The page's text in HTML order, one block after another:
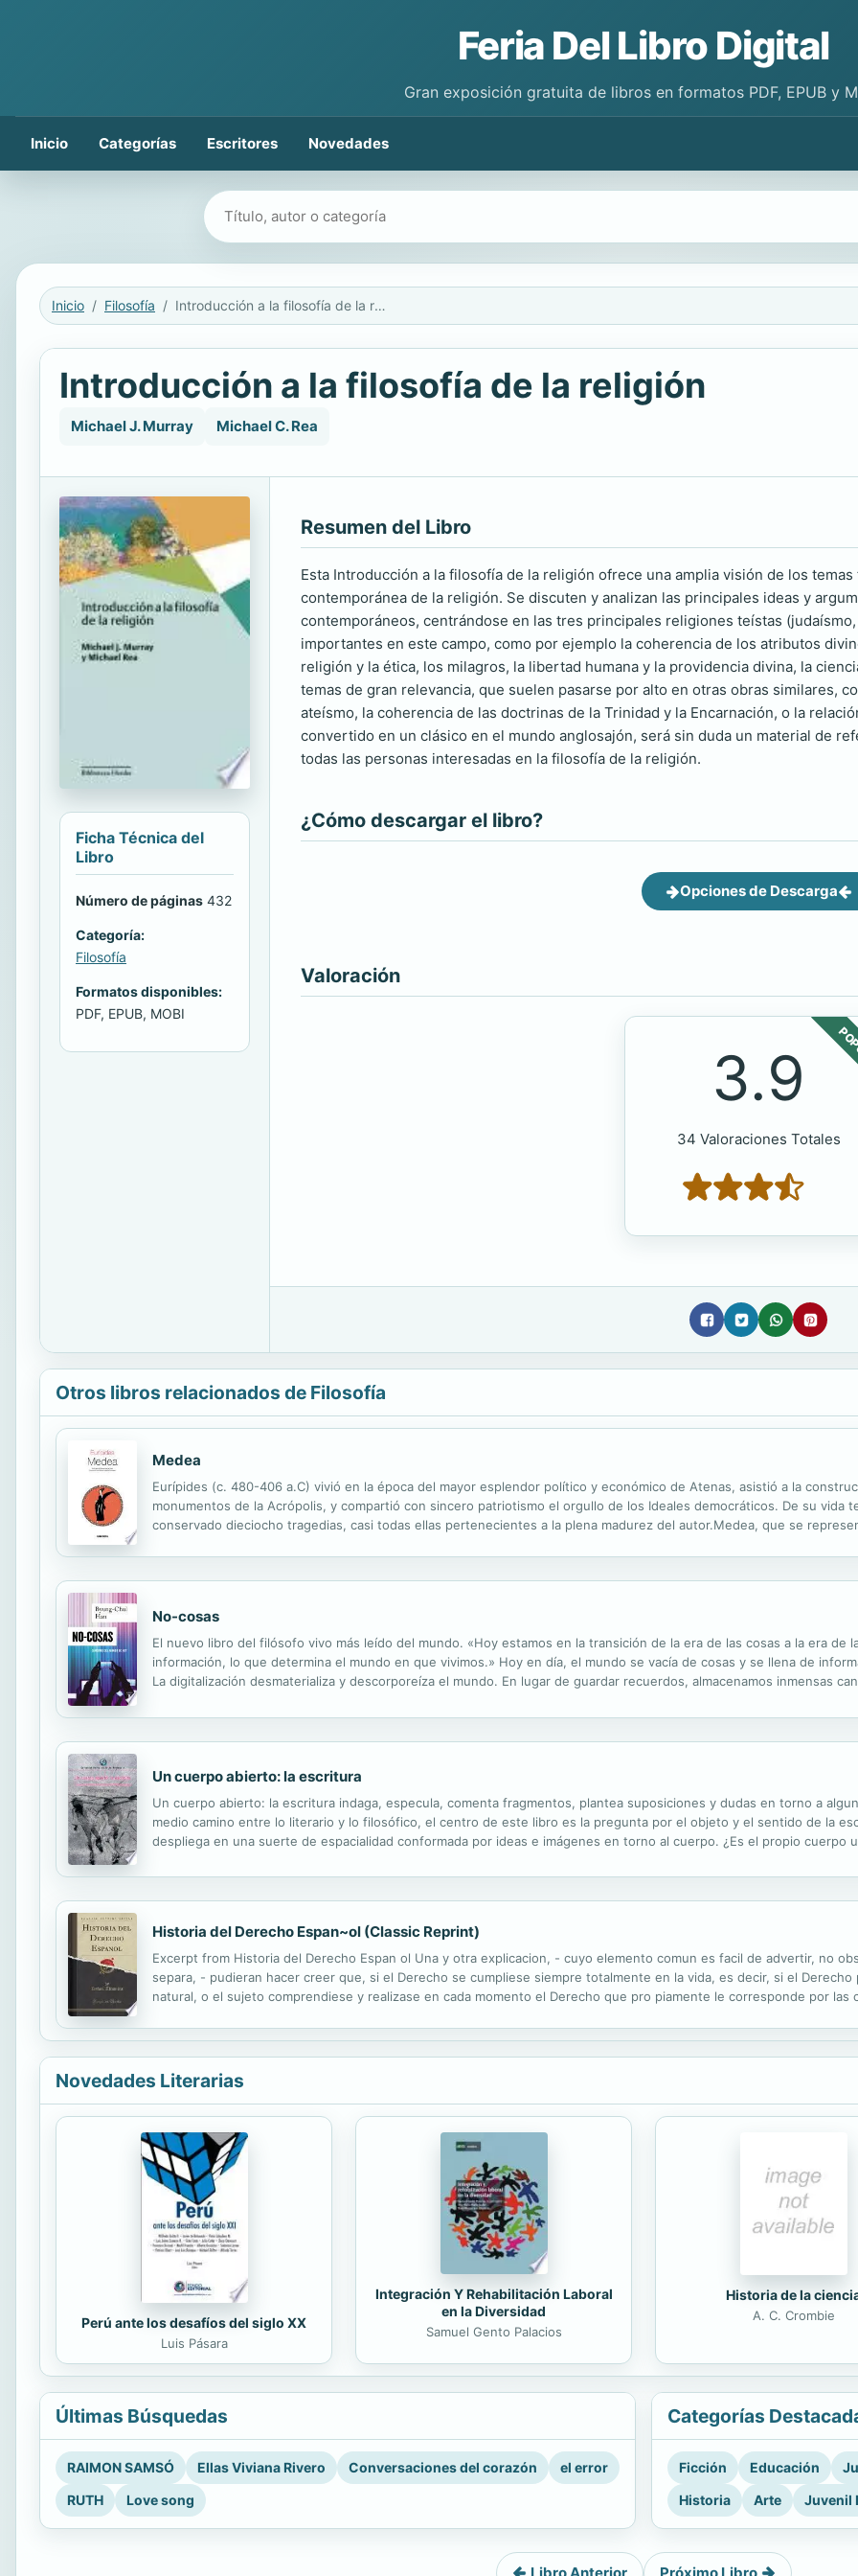
Feria Del Libro Digital
Gran exposición gratuita de libros en formatos PDF, EPUB y
Inicio Categorías Escritores Novedades
Buscar libros
Inicio Filosofía Introducción a la filosofía de la religión
Introducción a la filosofía de la religión
Michael J. Murray Michael C. Rea
Ficha Técnica del
Libro
Número de páginas 432
Categoría:
Filosofía
Formatos disponibles:
PDF, EPUB, MOBI
Resumen del Libro
Esta Introducción a la filosofía de la religión ofrece una amplia visión de los
contemporánea de la religión. Se discuten y analizan las principales ideas y
contemporáneos, centrándose en las tres principales religiones teístas
importantes en este campo, como por ejemplo la coherencia de los atributos
religión y la ética, los milagros, la libertad humana y la providencia divina, la
temas de gran relevancia, que suelen pasarse por alto en otras obras similares,
ateísmo, la coherencia de las doctrinas de la Trinidad y la Encarnación, o la
convertido en un clásico en el mundo anglosajón, será sin duda un material de
todas las personas interesadas en la filosofía de la religión.
¿Cómo descargar el libro?
Opciones de Descarga
Valoración
3.9
34 Valoraciones Totales
Otros libros relacionados de Filosofía
Medea
Eurípides (c. 480-406 a.C) vivió en la época del mayor esplendor político y económico de Atenas, asistió a la
monumentos de la Acrópolis, y compartió con sincero patriotismo el orgullo de los Ideales democráticos. De su vida
conservado dieciocho tragedias, casi todas ellas pertenecientes a la plena madurez del autor.Medea, que se
No-cosas
El nuevo libro del filósofo vivo más leído del mundo. «Hoy estamos en la transición de la era de las cosas a la era de
información, lo que determina el mundo en que vivimos.» Hoy en día, el mundo se vacía de cosas y se llena de
La digitalización desmaterializa y descorporeíza el mundo. En lugar de guardar recuerdos, almacenamos inmensas
Un cuerpo abierto: la escritura
Un cuerpo abierto: la escritura indaga, especula, comenta fragmentos, plantea suposiciones y dudas en torno a
medio camino entre lo literario y lo filosófico, el centro de este libro es la pregunta por el objeto y el sentido de la
despliega en una suerte de espacialidad conformada por ideas e imágenes en torno al cuerpo. ¿Es el propio cuerpo
Historia del Derecho Espan~ol (Classic Reprint)
Excerpt from Historia del Derecho Espan ol Una y otra explicacion, - cuyo elemento comun es facil de advertir, no
separa, - pudieran hacer creer que, si el Derecho se cumpliese siempre totalmente en la vida, es decir, si el
natural, o el sujeto comprendiese y realizase en cada momento el Derecho que pro piamente le corresponde por las
Novedades Literarias
Perú ante los desafíos del siglo XX
Luis Pásara
Integración Y Rehabilitación Laboral
en la Diversidad
Samuel Gento Palacios
Historia de la
A. C. Crombie
Últimas Búsquedas
RAIMON SAMSÓ Ellas Viviana Rivero Conversaciones del corazón
el error
RUTH
Love song
Categorías
Ficción Educación
Historia
Arte Juvenil